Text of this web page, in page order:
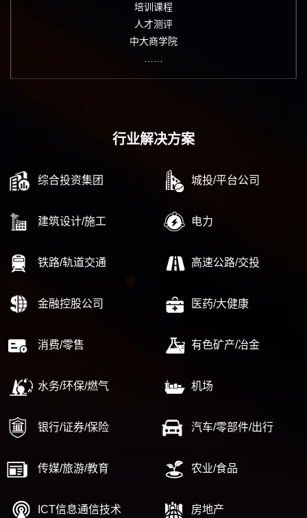
培训课程
人才测评
中大商学院
行业解决方案
综合投资集团 城投/平台公司
建筑设计/施工 电力
铁路/轨道交通 高速公路/交投
金融控股公司 医药/大健康
消费/零售 有色矿产/冶金
水务/环保/燃气 机场
银行/证券/保险 汽车/零部件/出行
传媒/旅游/教育 农业/食品
ICT信息通信技术 房地产